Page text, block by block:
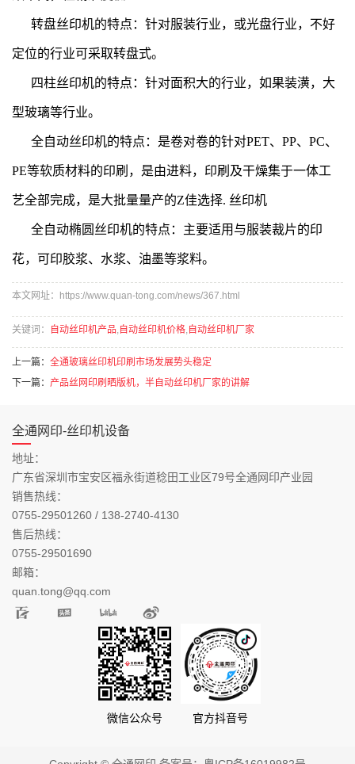
转盘丝印机的特点：针对服装行业，或光盘行业，不好
定位的行业可采取转盘式。
四柱丝印机的特点：针对面积大的行业，如果装潢，大
型玻璃等行业。
全自动丝印机的特点：是卷对卷的针对PET、PP、PC、
PE等软质材料的印刷，是由进料，印刷及干燥集于一体工
艺全部完成，是大批量量产的Z佳选择. 丝印机
全自动椭圆丝印机的特点：主要适用与服装裁片的印
花，可印胶浆、水浆、油墨等浆料。
本文网址：https://www.quan-tong.com/news/367.html
关键词： 自动丝印机产品 自动丝印机价格 自动丝印机厂家
上一篇： 全通玻璃丝印机印刷市场发展势头稳定
下一篇： ​产品丝网印刷晒版机，半自动丝印机厂家的讲解
全通网印-丝印机设备
地址：
广东省深圳市宝安区福永街道稔田工业区79号全通网印产业园
销售热线：
0755-29501260 / 138-2740-4130
售后热线：
0755-29501690
邮箱：
quan.tong@qq.com
微信公众号 官方抖音号